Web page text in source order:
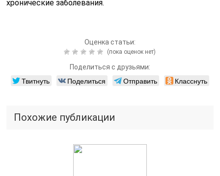
хронические заболевания.
Оценка статьи:
(пока оценок нет)
Поделиться с друзьями:
Твитнуть Поделиться Отправить Класснуть
Похожие публикации